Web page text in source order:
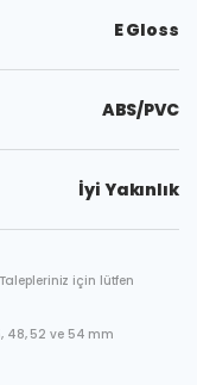
E Gloss
ABS/PVC
İyi Yakınlık
için lütfen
48, 52 ve 54 mm